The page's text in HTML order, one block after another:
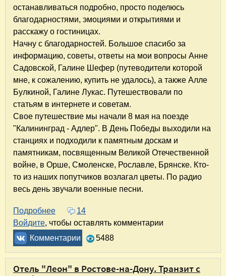
останавливаться подробно, просто поделюсь
благодарностями, эмоциями и открытиями и
расскажу о гостиницах.
Начну с благодарностей. Большое спасибо за
информацию, советы, ответы на мои вопросы Анне
Садовской, Галине Шефер (путеводители которой
мне, к сожалению, купить не удалось), а также Алле
Булкиной, Галине Лукас. Путешествовали по
статьям в интернете и советам.
Свое путешествие мы начали 8 мая на поезде
"Калининград - Адлер". В День Победы выходили на
станциях и подходили к памятным доскам и
памятникам, посвященным Великой Отечественной
войне, в Орше, Смоленске, Рославле, Брянске. Кто-
то из наших попутчиков возлагал цветы. По радио
весь день звучали военные песни.
Подробнее о Майская поездка на воды. Ростов –
14
Войдите, чтобы оставлять комментарии
Комментарии
5488
Отель "Леон" в Ростове-на-Дону. Транзит с